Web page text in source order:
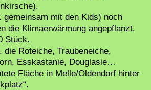
gemeinsam mit den Kids) noch
die Klimaerwärmung angepflanzt.
Stück.
die Roteiche, Traubeneiche,
Esskastanie, Douglasie…
Fläche in Melle/Oldendorf hinter